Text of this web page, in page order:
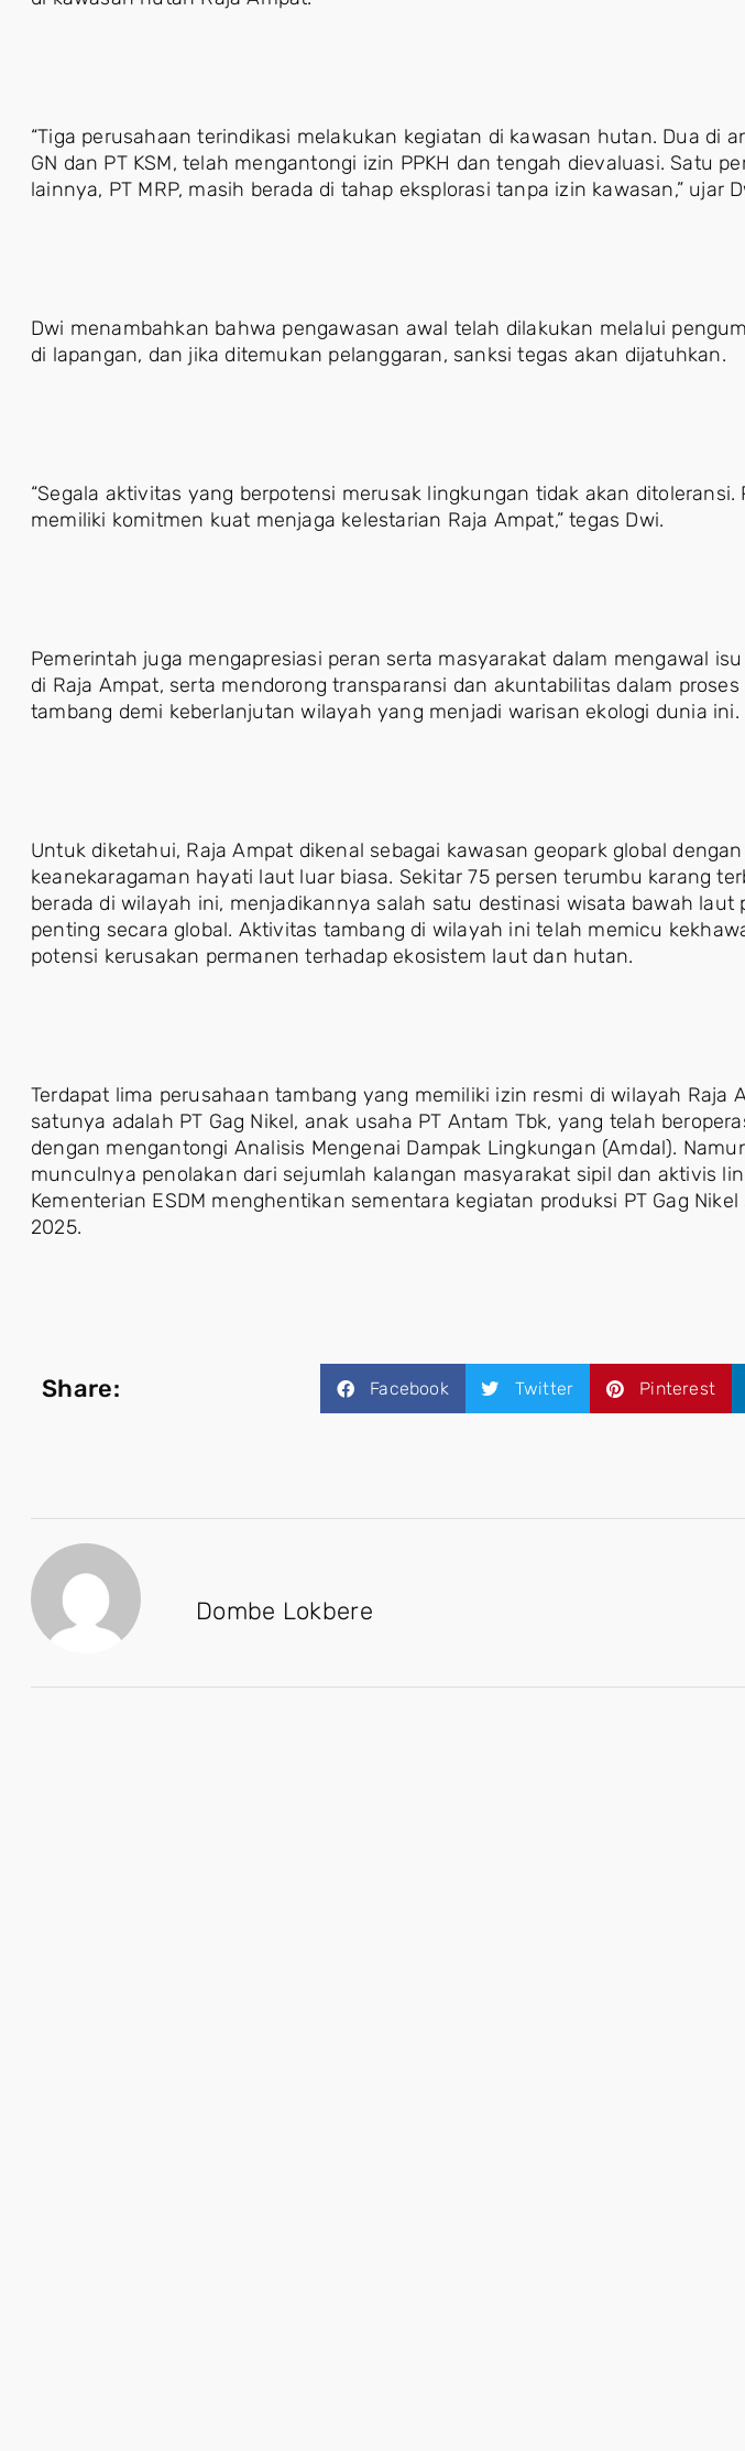
“Tiga perusahaan terindikasi melakukan kegiatan di kawasan hutan. Dua di
GN dan PT KSM, telah mengantongi izin PPKH dan tengah dievaluasi. Satu
lainnya, PT MRP, masih berada di tahap eksplorasi tanpa izin kawasan,” ujar
Dwi menambahkan bahwa pengawasan awal telah dilakukan melalui
di lapangan, dan jika ditemukan pelanggaran, sanksi tegas akan dijatuhkan.
“Segala aktivitas yang berpotensi merusak lingkungan tidak akan ditoleransi.
memiliki komitmen kuat menjaga kelestarian Raja Ampat,” tegas Dwi.
Pemerintah juga mengapresiasi peran serta masyarakat dalam mengawal
di Raja Ampat, serta mendorong transparansi dan akuntabilitas dalam proses
tambang demi keberlanjutan wilayah yang menjadi warisan ekologi dunia ini.
Untuk diketahui, Raja Ampat dikenal sebagai kawasan geopark global dengan
keanekaragaman hayati laut luar biasa. Sekitar 75 persen terumbu karang
berada di wilayah ini, menjadikannya salah satu destinasi wisata bawah laut
penting secara global. Aktivitas tambang di wilayah ini telah memicu
potensi kerusakan permanen terhadap ekosistem laut dan hutan.
Terdapat lima perusahaan tambang yang memiliki izin resmi di wilayah Raja
satunya adalah PT Gag Nikel, anak usaha PT Antam Tbk, yang telah
dengan mengantongi Analisis Mengenai Dampak Lingkungan (Amdal).
munculnya penolakan dari sejumlah kalangan masyarakat sipil dan aktivis
Kementerian ESDM menghentikan sementara kegiatan produksi PT Gag
2025.
Share: Facebook Twitter Pinterest
Dombe Lokbere